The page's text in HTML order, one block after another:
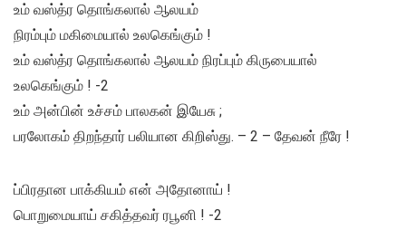
உம் வஸ்த்ர தொங்கலால் ஆலயம்
நிரம்பும் மகிமையால் உலகெங்கும் !
உம் வஸ்த்ர தொங்கலால் ஆலயம் நிரப்பும் கிருபையால்
உலகெங்கும் ! -2
உம் அன்பின் உச்சம் பாலகன் இயேசு ;
பரலோகம் திறந்தார் பலியான கிறிஸ்து. – 2 – தேவன் நீரே !
ப்பிரதான பாக்கியம் என் அதோனாய் !
பொறுமையாய் சகித்தவர் ரபூனி ! -2